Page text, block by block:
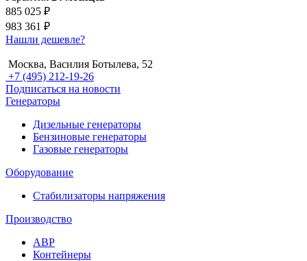
885 025 ₽
983 361 ₽
Нашли дешевле?
Москва, Василия Ботылева, 52
+7 (495) 212-19-26
Подписаться на новости
Генераторы
Дизельные генераторы
Бензиновые генераторы
Газовые генераторы
Оборудование
Стабилизаторы напряжения
Производство
АВР
Контейнеры